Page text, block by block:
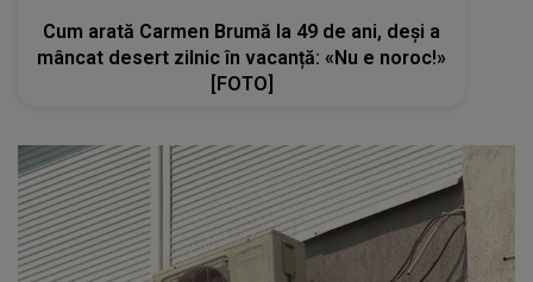
Cum arată Carmen Brumă la 49 de ani, deși a
mâncat desert zilnic în vacanță: «Nu e noroc!»
[FOTO]